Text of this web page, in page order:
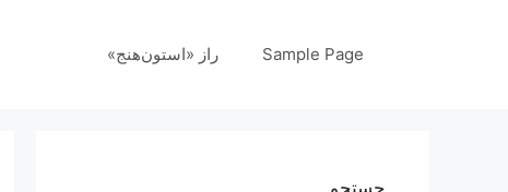
Sample Page راز «استون‌هنج»
جستجو